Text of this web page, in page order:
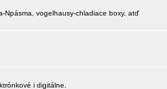
Npásma, vogelhausy-chladiace boxy, atď
i digitálne.